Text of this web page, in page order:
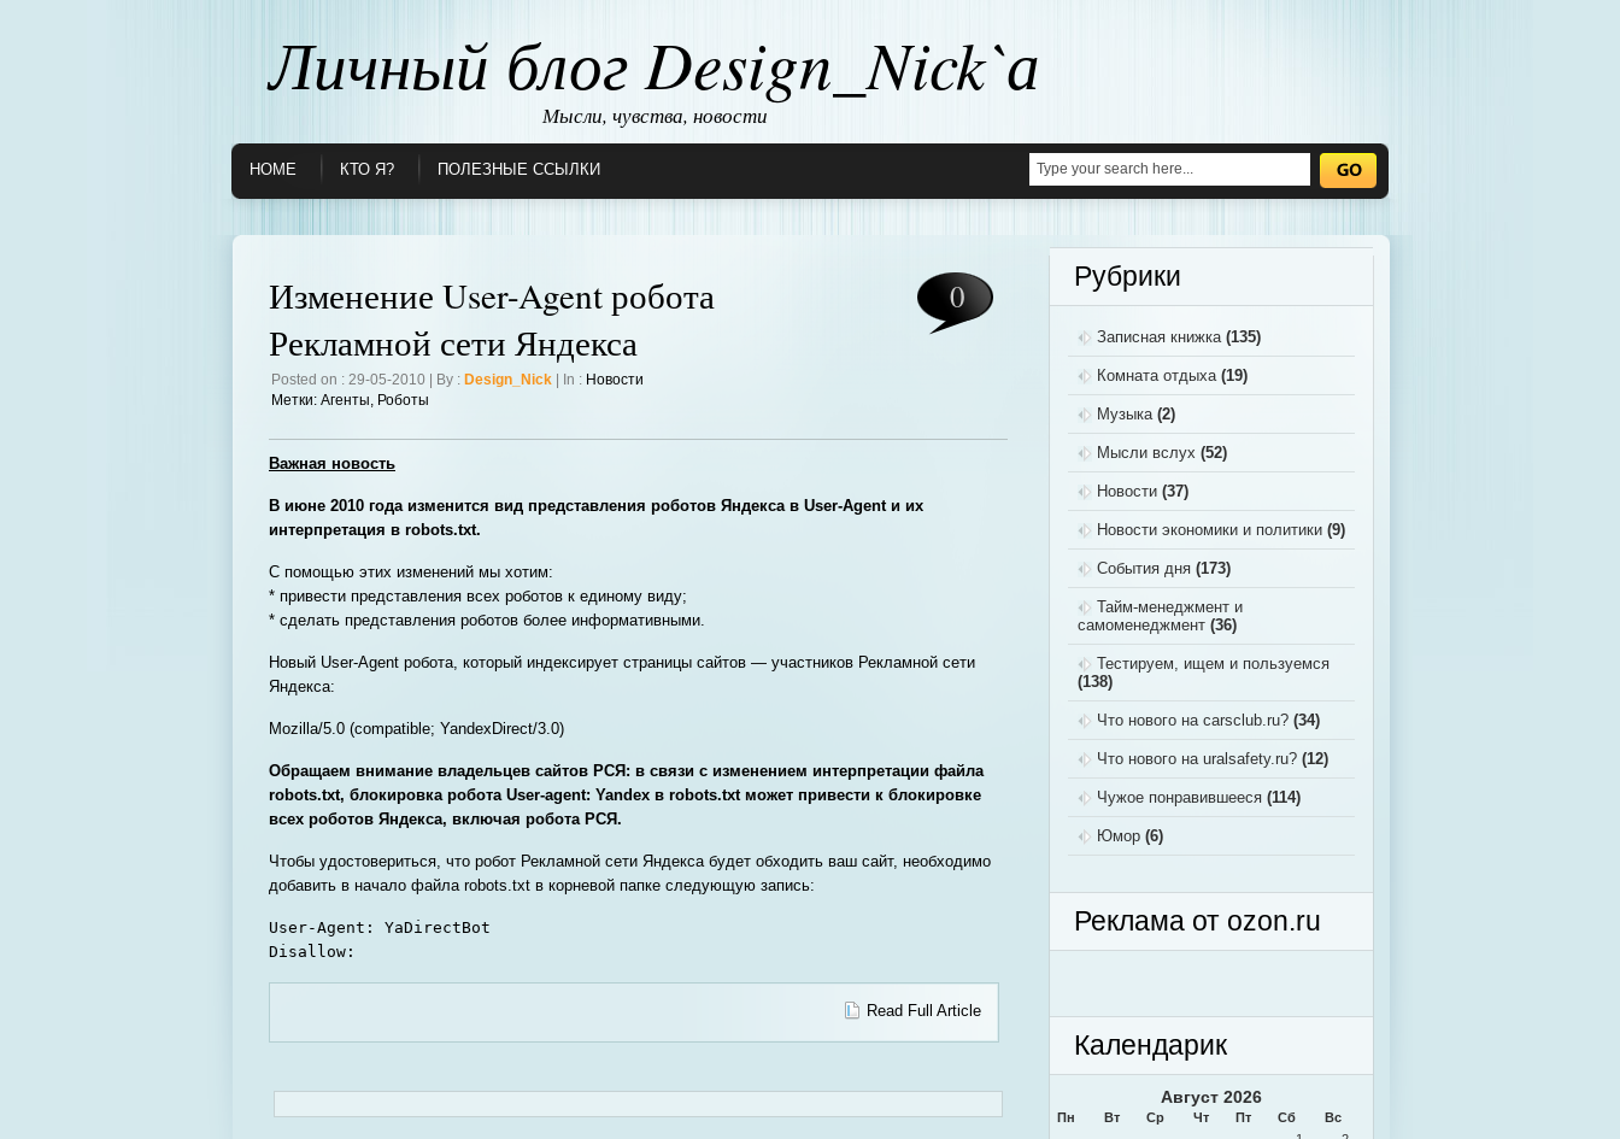
Личный блог Design_Nick`а
Мысли, чувства, новости
HOME КТО Я? ПОЛЕЗНЫЕ ССЫЛКИ
Изменение User-Agent робота
Рекламной сети Яндекса
Posted on : 29-05-2010 | By : Design_Nick | In : Новости
Метки: Агенты, Роботы
0
Важная новость
В июне 2010 года изменится вид представления роботов Яндекса в User-Agent и их
интерпретация в robots.txt.
С помощью этих изменений мы хотим:
* привести представления всех роботов к единому виду;
* сделать представления роботов более информативными.
Новый User-Agent робота, который индексирует страницы сайтов — участников Рекламной сети
Яндекса:
Mozilla/5.0 (compatible; YandexDirect/3.0)
Обращаем внимание владельцев сайтов РСЯ: в связи с изменением интерпретации файла
robots.txt, блокировка робота User-agent: Yandex в robots.txt может привести к блокировке
всех роботов Яндекса, включая робота РСЯ.
Чтобы удостовериться, что робот Рекламной сети Яндекса будет обходить ваш сайт, необходимо
добавить в начало файла robots.txt в корневой папке следующую запись:
User-Agent: YaDirectBot
Disallow:
Read Full Article
Рубрики
Записная книжка(135)
Комната отдыха(19)
Музыка(2)
Мысли вслух (52)
Новости (37)
Новости экономики и политики (9)
События дня (173)
Тайм-менеджмент и
самоменеджмент (36)
Тестируем, ищем и пользуемся
(138)
Что нового на carsclub.ru? (34)
Что нового на uralsafety.ru? (12)
Чужое понравившееся (114)
Юмор (6)
Реклама от ozon.ru
Календарик
Август 2026
Пн Вт Ср Чт Пт Сб
Вс